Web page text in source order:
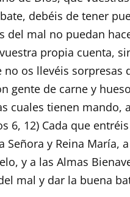
debéis de tener
del mal no puedan
propia cuenta,
no os llevéis sorpresas
gente de carne y
cuales tienen
6, 12) Cada que
Señora y Reina María,
y a las Almas
mal y dar la buena